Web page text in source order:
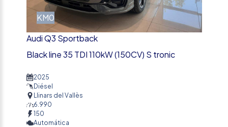
KM0
Audi Q3 Sportback
Black line 35 TDI 110kW (150CV) S tronic
2025
Diésel
Llinars del Vallès
6.990
150
Automática